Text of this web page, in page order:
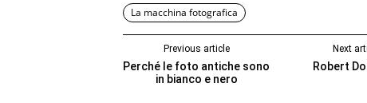
La macchina fotografica
Previous article
Perché le foto antiche sono
in bianco e nero
Next
Robert